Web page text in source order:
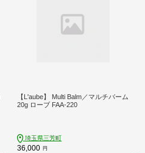
【L'aube】 Multi Balm／マルチバーム
20g ローブ FAA-220
埼玉県三芳町
36,000 円